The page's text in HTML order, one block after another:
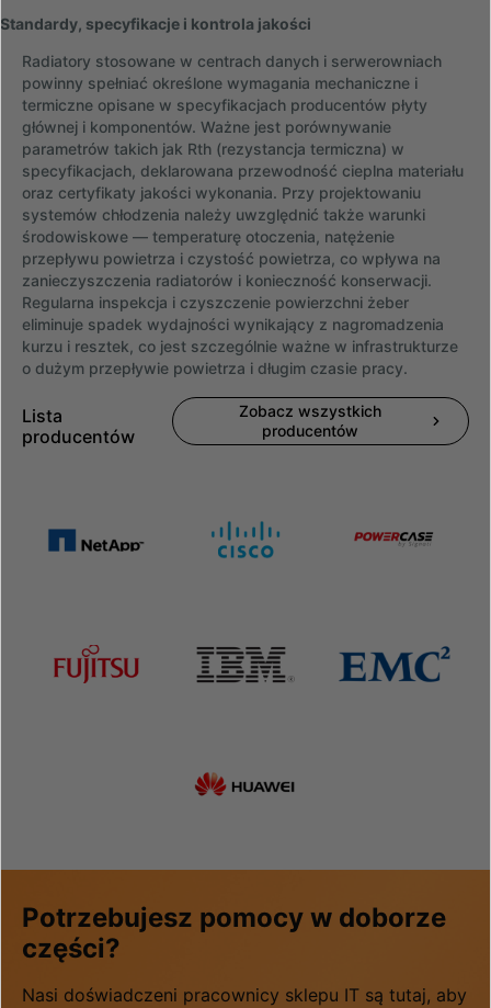
Standardy, specyfikacje i kontrola jakości
Radiatory stosowane w centrach danych i serwerowniach
powinny spełniać określone wymagania mechaniczne i
termiczne opisane w specyfikacjach producentów płyty
głównej i komponentów. Ważne jest porównywanie
parametrów takich jak Rth (rezystancja termiczna) w
specyfikacjach, deklarowana przewodność cieplna materiału
oraz certyfikaty jakości wykonania. Przy projektowaniu
systemów chłodzenia należy uwzględnić także warunki
środowiskowe — temperaturę otoczenia, natężenie
przepływu powietrza i czystość powietrza, co wpływa na
zanieczyszczenia radiatorów i konieczność konserwacji.
Regularna inspekcja i czyszczenie powierzchni żeber
eliminuje spadek wydajności wynikający z nagromadzenia
kurzu i resztek, co jest szczególnie ważne w infrastrukturze
o dużym przepływie powietrza i długim czasie pracy.
Lista
producentów
Zobacz wszystkich
producentów
Potrzebujesz pomocy w doborze
części?
Nasi doświadczeni pracownicy sklepu IT są tutaj, aby